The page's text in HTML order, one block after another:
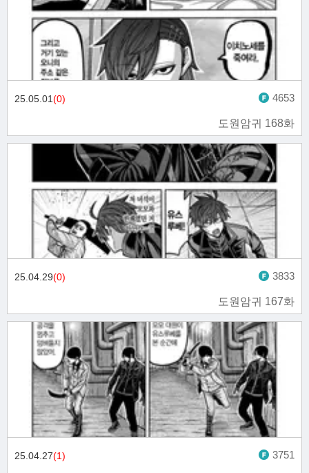
도원암귀 168화
25.05.01(0) 4653
도원암귀 167화
25.04.29(0) 3833
25.04.27(1) 3751